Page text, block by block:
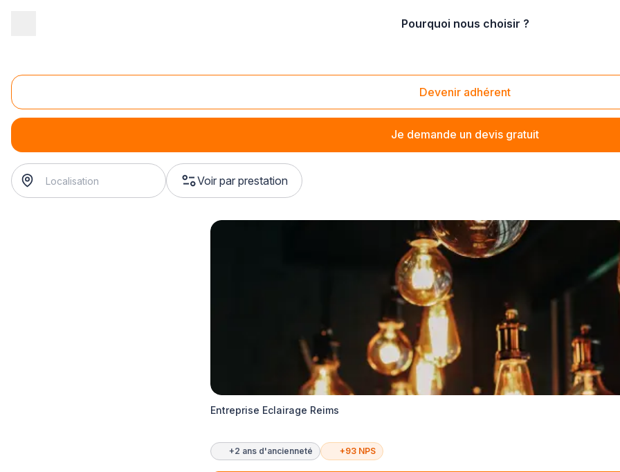
Pourquoi nous choisir ?
Devenir adhérent
Je demande un devis gratuit
Vente de spot
vente de spot
Voir par prestation
Entreprise Eclairage Reims
+2 ans d'ancienneté +93 NPS